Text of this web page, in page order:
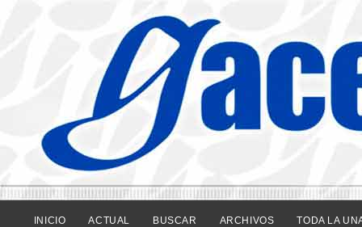
INICIO ACTUAL BUSCAR ARCHIVOS TODA LA